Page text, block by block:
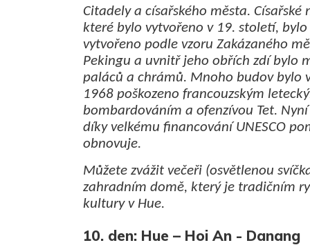
Citadely a císařského města. Císařské
které bylo vytvořeno v 19. století, bylo
vytvořeno podle vzoru Zakázaného
Pekingu a uvnitř jeho obřích zdí bylo
paláců a chrámů. Mnoho budov bylo
1968 poškozeno francouzským
bombardováním a ofenzívou Tet. Nyní
díky velkému financování UNESCO
obnovuje.
Můžete zvážit večeři (osvětlenou
zahradním domě, který je tradičním
kultury v Hue.
10. den: Hue – Hoi An - Danang